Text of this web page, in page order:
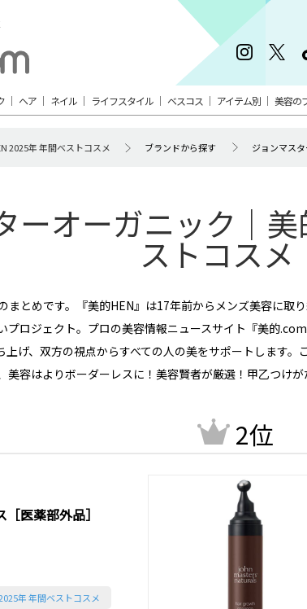
ヘア ネイル ライフスタイル ベスコス アイテム別 美容の
2025年 年間ベストコスメ ブランドから探す ジョンマス
ーオーガニック｜
ストコスメ
まとめです。『美的HEN』は17年前からメンズ美容に取
プロジェクト。プロの美容情報ニュースサイト『美的
げ、双方の視点からすべての人の美をサポートします
美容はよりボーダーレスに！美容賢者が厳選！甲乙つけ
2位
医薬部外品］
年 年間ベストコスメ